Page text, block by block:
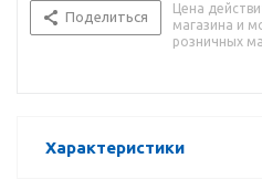
поэтому полотно пилы
сравнению с другими пилами
Поделиться
Цена
магазина и
розничных
Характеристики